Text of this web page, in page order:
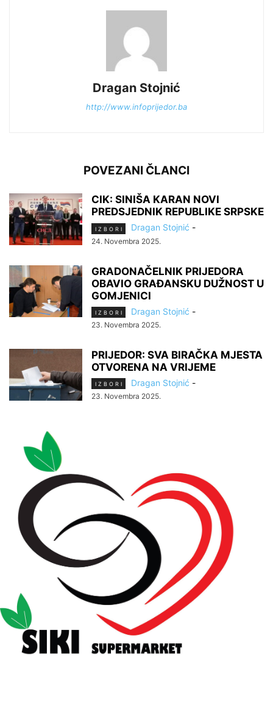
Dragan Stojnić
http://www.infoprijedor.ba
POVEZANI ČLANCI
CIK: SINIŠA KARAN NOVI
PREDSJEDNIK REPUBLIKE SRPSKE
I Z B O R I Dragan Stojnić -
24. Novembra 2025.
GRADONAČELNIK PRIJEDORA
OBAVIO GRAĐANSKU DUŽNOST U
GOMJENICI
I Z B O R I Dragan Stojnić -
23. Novembra 2025.
PRIJEDOR: SVA BIRAČKA MJESTA
OTVORENA NA VRIJEME
I Z B O R I Dragan Stojnić -
23. Novembra 2025.